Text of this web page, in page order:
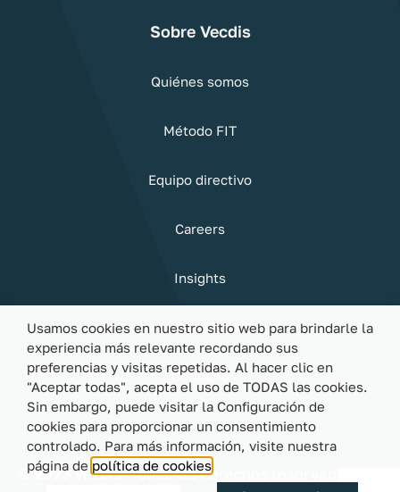
Sobre Vecdis
Quiénes somos
Método FIT
Equipo directivo
Careers
Insights
Sostenibilidad
Contacto
© 2023 Vecdis. Todos los derechos reservados |
Usamos cookies en nuestro sitio web para brindarle la
experiencia más relevante recordando sus
preferencias y visitas repetidas. Al hacer clic en
"Aceptar todas", acepta el uso de TODAS las cookies.
Sin embargo, puede visitar la Configuración de
cookies para proporcionar un consentimiento
controlado. Para más información, visite nuestra
página de política de cookies